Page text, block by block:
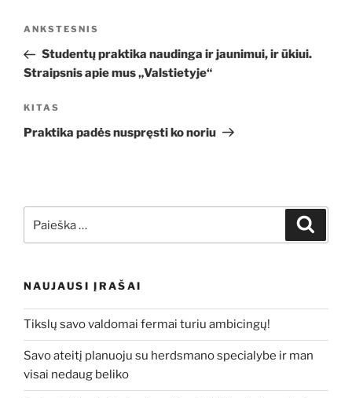
Navigacija
įrašų
Ankstesnis
įrašas
ANKSTESNIS
Studentų praktika naudinga ir jaunimui, ir ūkiui.
Straipsnis apie mus „Valstietyje“
Kitas
įrašas
KITAS
Praktika padės nuspręsti ko noriu
NAUJAUSI ĮRAŠAI
Tikslų savo valdomai fermai turiu ambicingų!
Savo ateitį planuoju su herdsmano specialybe ir man
visai nedaug beliko